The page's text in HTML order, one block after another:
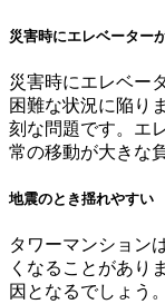
災害時にエレベーター
災害時にエレベー
困難な状況に陥り
刻な問題です。エ
常の移動が大きな
地震のとき揺れやすい
タワーマンション
くなることがあり
因となるでしょう